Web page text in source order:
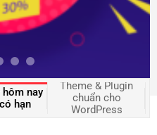
hôm nay
hạn
Theme & Plugin
chuẩn cho
WordPress